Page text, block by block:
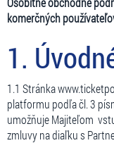
komerčných
1.
1.1 Stránka
platformu podľa čl. 3
umožňuje Majiteľom
zmluvy na diaľku s